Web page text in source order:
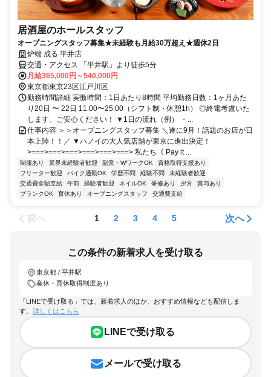
交通・アクセス 「平井駅」より徒歩5分
月給365,000円～540,000円
東京都東京23区江戸川区
勤務時間詳細 実働時間：1日あたり8時間 平均勤務日数：1ヶ月あた
り20日 〜 22日 11:00〜25:00（シフト制・休憩1h） ◎終電考慮いた
します、ご安心ください！ ▼1日の流れ（例） ・...
仕事内容 ＞＞オープニングスタッフ募集 ＼遂に9月！話題のお店が日
本上陸！！／ ▼ハノイの大人気店舗が東京に進出決定！
>===>===>===>===>===>===> 私たち《 Pay it ...
制服あり 業界未経験者歓迎 副業・WワークOK
資格取得支援あり
フリーター歓迎
バイク通勤OK 学歴不問 経験不問
未経験者歓迎
交通費全額支給
午前 経験者歓迎 ネイルOK 研修あり 夕方
ブランクOK
育休あり オープニングスタッフ 交通費支給
前へ 1 2 5
この条件の新着求人を受け取る
詳しくはこちら
メールで受け取る